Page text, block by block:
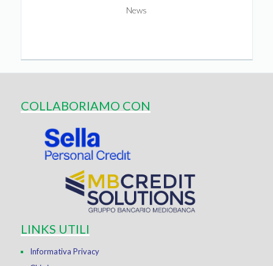
News
COLLABORIAMO CON
LINKS UTILI
Informativa Privacy